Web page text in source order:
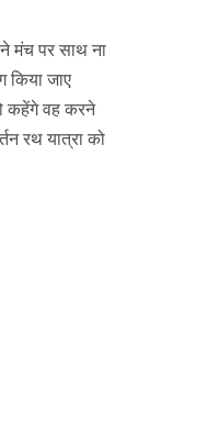
मंच पर साथ ना
किया जाए
कहेंगे वह करने
रथ यात्रा को